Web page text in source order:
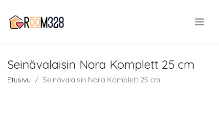
Seinävalaisin Nora Komplett 25 cm
Etusivu Seinävalaisin Nora Komplett 25 cm